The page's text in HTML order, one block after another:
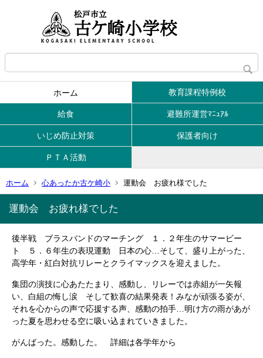
ホーム 教育課程特例校
給食 避難所運営ﾏﾆｭｱﾙ
いじめ防止対策 保護者向け
ＰＴＡ活動
ホーム 心あったか古ケ崎小 運動会 お疲れ様でした
運動会 お疲れ様でした
後半戦 ブラスバンドのマーチング １．２年生のサマービー
ト ５．６年生の表現運動 日本の心…そして、盛り上がった、
高学年・紅白対抗リレーとクライマックスを迎えました。
集団の演技に心あたたまり、感動し、リレーでは赤組が一矢報
い、白組の悔し涙 そして歓喜の結果発表！みなが頑張る姿が、
それを心からの声で応援する声、感動の拍手…明け方の雨があが
った夏を思わせる空に吸い込まれていきました。
がんばった。感動した。 詳細は各学年から